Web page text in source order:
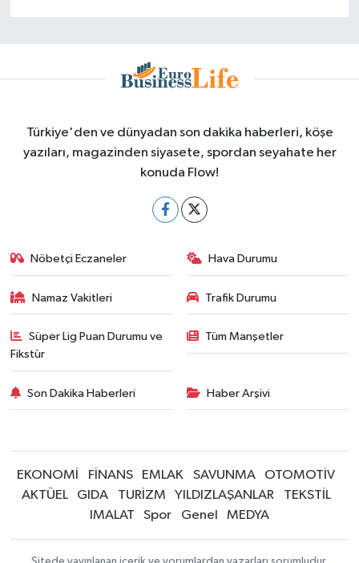
Türkiye'den ve dünyadan son dakika haberleri, köşe
yazıları, magazinden siyasete, spordan seyahate her
konuda Flow!
Nöbetçi Eczaneler Hava Durumu
Namaz Vakitleri Trafik Durumu
Süper Lig Puan Durumu ve
Fikstür
Tüm Manşetler
Son Dakika Haberleri Haber Arşivi
EKONOMİ FİNANS EMLAK SAVUNMA
OTOMOTİV
AKTÜEL
GIDA TURİZM YILDIZLAŞANLAR
TEKSTİL
IMALAT
Spor Genel MEDYA